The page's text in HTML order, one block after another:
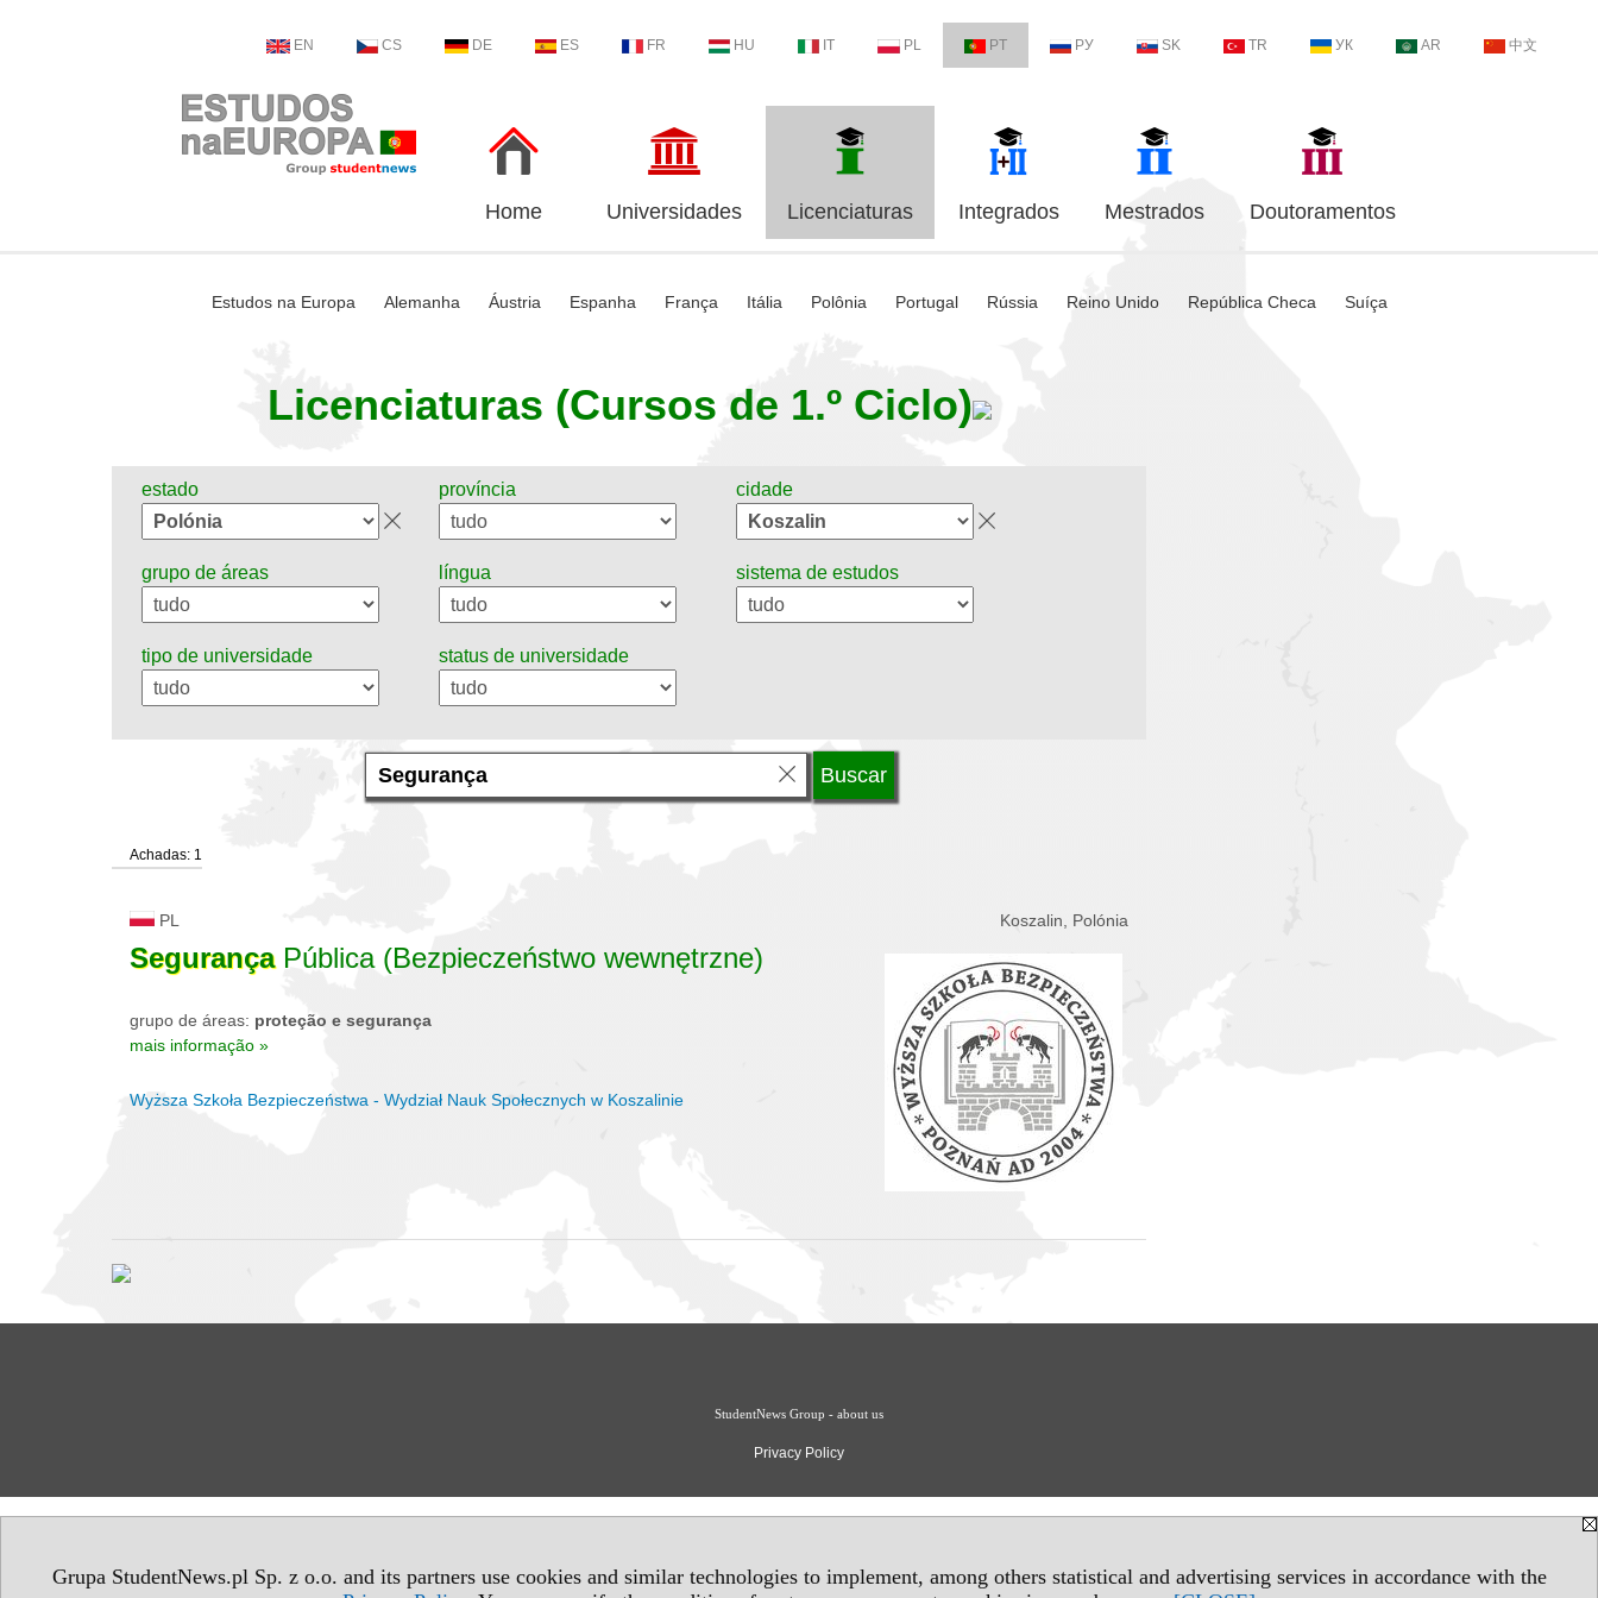
Grupa StudentNews.pl Sp. z o.o. and its partners use cookies and similar technologies to implement, among others statistical and advertising services in accordance with the
EN CS DE ES FR HU IT PL PT РУ SK TR УК AR 中文
Home Universidades Licenciaturas Integrados Mestrados Doutoramentos
Estudos na Europa Alemanha Áustria Espanha França Itália Polônia Portugal Rússia Reino Unido República Checa Suíça
Licenciaturas (Cursos de 1.º Ciclo)
estado província cidade
grupo de áreas língua sistema de estudos
tipo de universidade status de universidade
Achadas: 1
PL Koszalin, Polónia
SegurançaPública (Bezpieczeństwo wewnętrzne)
grupo de áreas: proteção e segurança
mais informação »
Wyższa Szkoła Bezpieczeństwa - Wydział Nauk Społecznych w Koszalinie
StudentNews Group - about us
Privacy Policy